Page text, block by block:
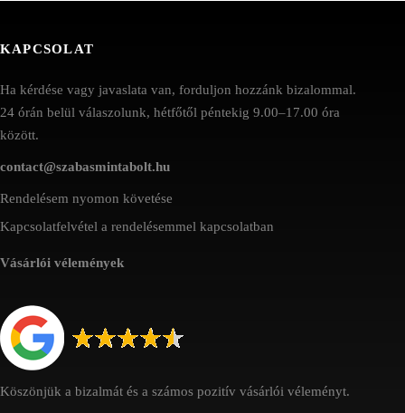
KAPCSOLAT
Ha kérdése vagy javaslata van, forduljon hozzánk bizalommal.
24 órán belül válaszolunk, hétfőtől péntekig 9.00–17.00 óra
között.
contact@szabasmintabolt.hu
Rendelésem nyomon követése
Kapcsolatfelvétel a rendelésemmel kapcsolatban
Vásárlói vélemények
Köszönjük a bizalmát és a számos pozitív vásárlói véleményt.